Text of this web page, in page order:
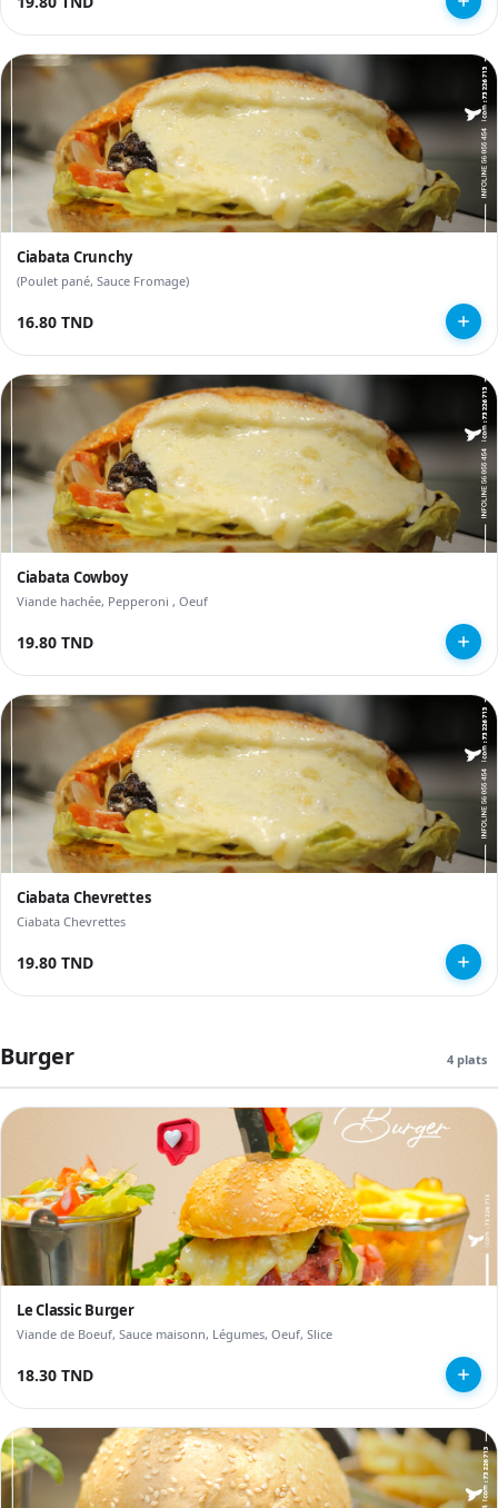
Ciabata Crunchy
(Poulet pané, Sauce Fromage)
16.80 TND
Ciabata Cowboy
Viande hachée, Pepperoni , Oeuf
19.80 TND
Ciabata Chevrettes
Ciabata Chevrettes
19.80 TND
Burger 4 plats
Le Classic Burger
Viande de Boeuf, Sauce maisonn, Légumes, Oeuf, Slice
18.30 TND